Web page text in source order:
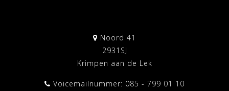
Noord 41
2931SJ
Krimpen aan de Lek
Voicemailnummer: 085 - 799 01 10